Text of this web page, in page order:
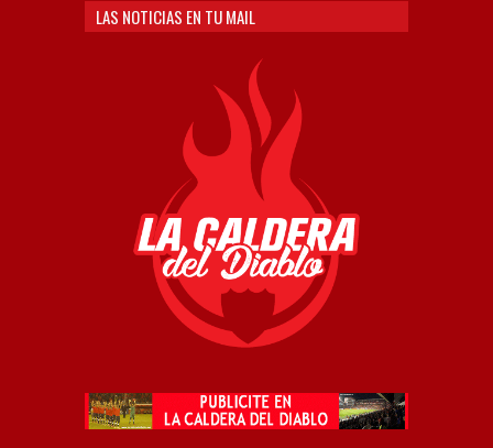
LAS NOTICIAS EN TU MAIL